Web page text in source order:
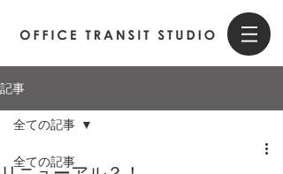
記事
全ての記事
全ての記事